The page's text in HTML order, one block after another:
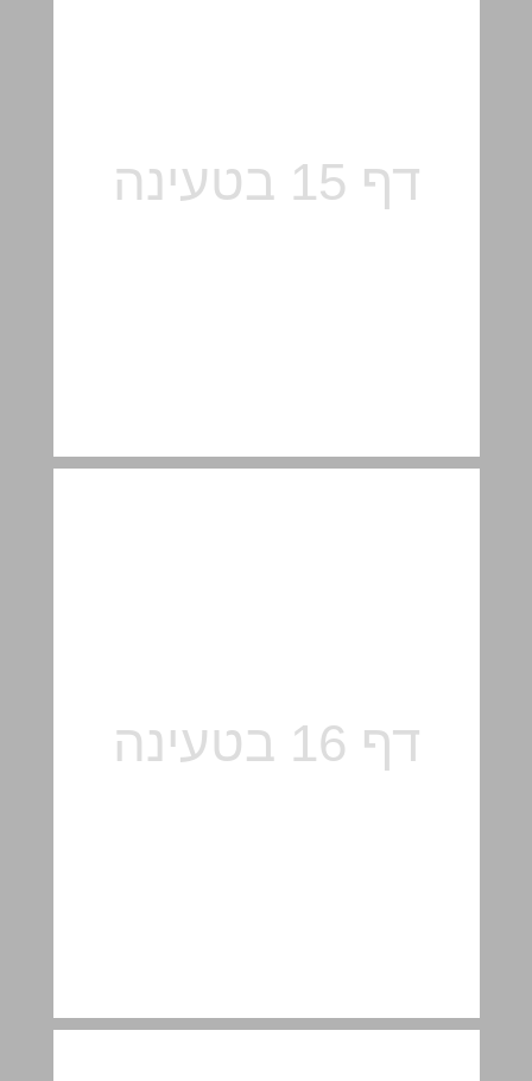
ה פֵּאוֹת, צְלָעוֹת וְקָדְקוֹדִים שֶׁל גּוּפִים ... 17